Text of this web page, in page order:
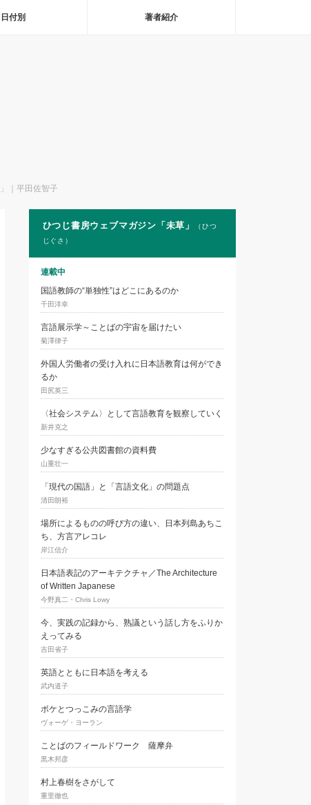
日付別 著者紹介
｜平田佐智子
ひつじ書房ウェブマガジン「未草」
（ひつ
じぐさ）
連載中
国語教師の“単独性”はどこにあるのか
千田洋幸
言語展示学～ことばの宇宙を届けたい
菊澤律子
外国人労働者の受け入れに日本語教育は何ができ
るか
田尻英三
〈社会システム〉として言語教育を観察していく
新井克之
少なすぎる公共図書館の資料費
山重壮一
「現代の国語」と「言語文化」の問題点
清田朗裕
場所によるものの呼び方の違い、日本列島あちこ
ち、方言アレコレ
岸江信介
日本語表記のアーキテクチャ／The Architecture
of Written Japanese
今野真二・Chris Lowy
今、実践の記録から、熟議という話し方をふりか
えってみる
吉田省子
英語とともに日本語を考える
武内道子
ボケとつっこみの言語学
ヴォーゲ・ヨーラン
ことばのフィールドワーク 薩摩弁
黒木邦彦
村上春樹をさがして
重里徹也